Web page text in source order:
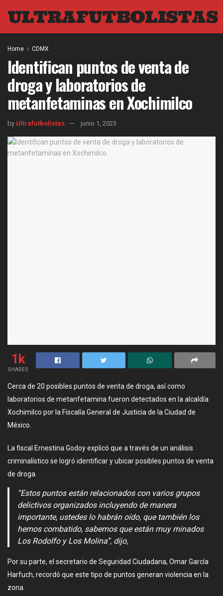
ULTRAFUTBOLISTAS
Home CDMX
Identifican puntos de venta de
droga y laboratorios de
metanfetaminas en Xochimilco
by Ultrafutbolistas junio 1, 2023
1k
SHARES
Cerca de 20 posibles puntos de venta de droga, así como
laboratorios de metanfetamina fueron detectados en la alcaldía
Xochimilco por la Fiscalía General de Justicia de la Ciudad de
México.
La fiscal Ernestina Godoy explicó que a través de un análisis
criminalístico se logró identificar y ubicar posibles puntos de venta
de droga.
“Estos puntos están relacionados con varios grupos
delictivos organizados incluyendo de manera
importante, ustedes lo habrán oído, que también los
hemos combatido, sabemos que están muy minados
Los Rodolfo y Los Molina”, dijo,
Por su parte, el secretario de Seguridad Ciudadana, Omar García
Harfuch, recordó que este tipo de puntos generan violencia en la
zona.